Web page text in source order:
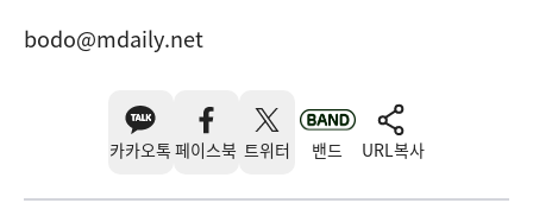
bodo@mdaily.net
카카오톡 페이스북 트위터 밴드 URL복사